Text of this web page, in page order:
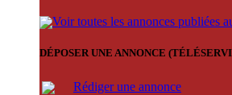
Voir toutes les annonces publiées
DÉPOSER UNE ANNONCE
Rédiger une annonce